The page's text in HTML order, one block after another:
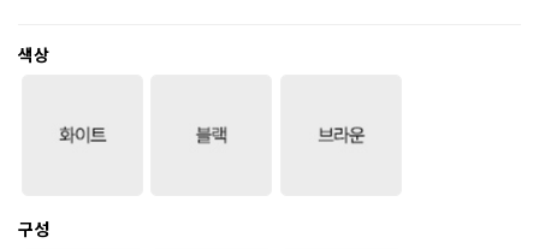
색상
구성